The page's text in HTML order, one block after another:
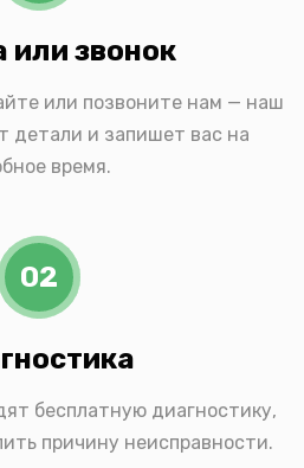
или звонок
или позвоните нам — наш
детали и запишет вас на
время.
02
бесплатную диагностику,
причину неисправности.